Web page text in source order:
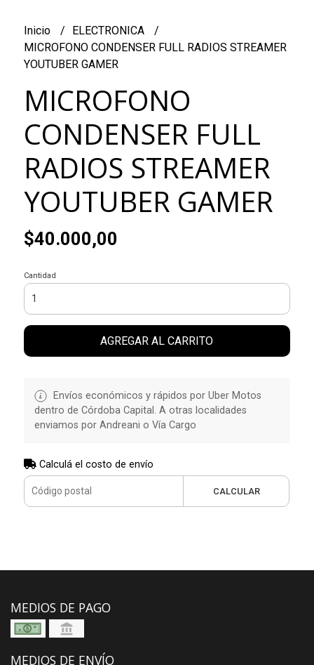
Inicio
ELECTRONICA
MICROFONO CONDENSER FULL RADIOS STREAMER
YOUTUBER GAMER
MICROFONO
CONDENSER FULL
RADIOS STREAMER
YOUTUBER GAMER
$40.000,00
Cantidad
AGREGAR AL CARRITO
Envíos económicos y rápidos por Uber Motos
dentro de Córdoba Capital. A otras localidades
enviamos por Andreani o Vía Cargo
Calculá el costo de envío
CALCULAR
MEDIOS DE PAGO
MEDIOS DE ENVÍO